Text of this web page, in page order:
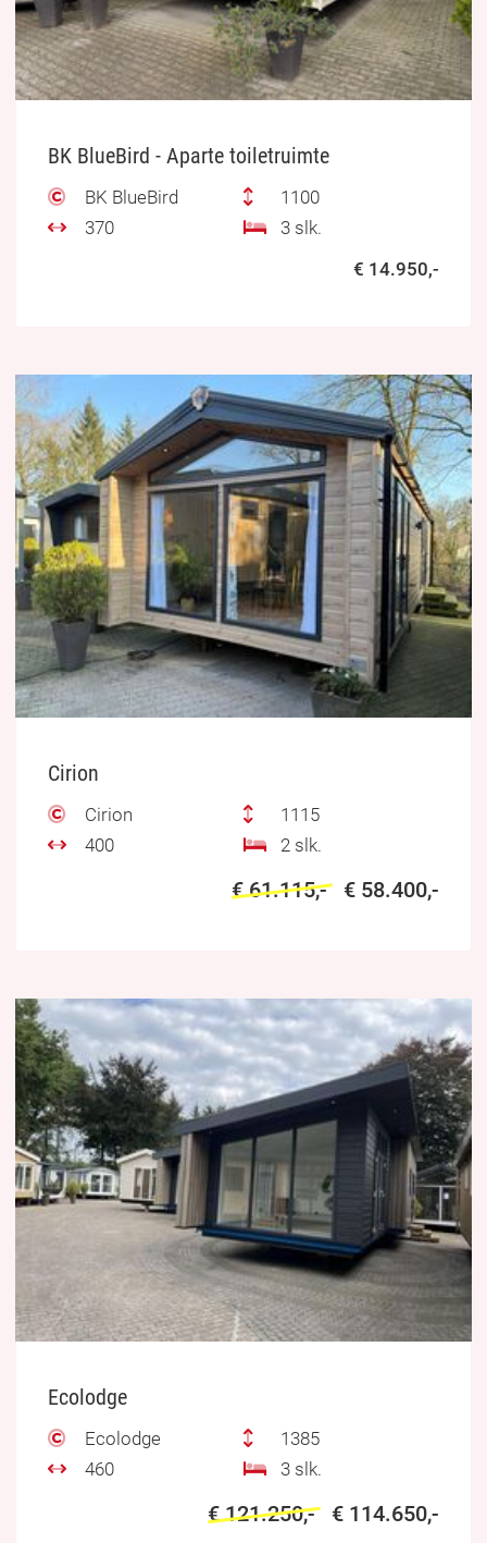
BK BlueBird - Aparte toiletruimte
BK BlueBird
1100
370
3 slk.
€ 14.950,-
Cirion
Cirion
1115
400
2 slk.
€ 61.115,- € 58.400,-
Ecolodge
Ecolodge
1385
460
3 slk.
€ 121.250,- € 114.650,-